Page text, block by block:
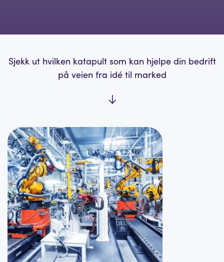
Sjekk ut hvilken katapult som kan hjelpe din bedrift
på veien fra idé til marked